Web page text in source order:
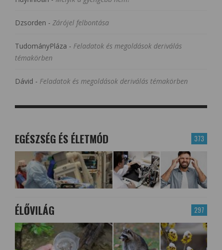
Dzsorden - Zárójel felbontása
TudományPláza - Feladatok és megoldások deriválás
témakörben
Dávid - Feladatok és megoldások deriválás témakörben
373
EGÉSZSÉG ÉS ÉLETMÓD
297
ÉLŐVILÁG